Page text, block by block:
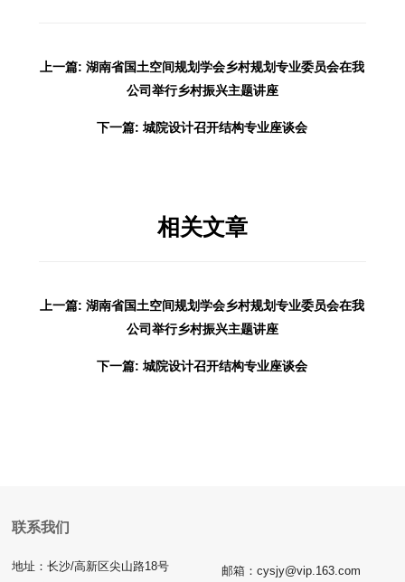
上一篇: 湖南省国土空间规划学会乡村规划专业委员会在我
公司举行乡村振兴主题讲座
下一篇: 城院设计召开结构专业座谈会
相关文章
上一篇: 湖南省国土空间规划学会乡村规划专业委员会在我
公司举行乡村振兴主题讲座
下一篇: 城院设计召开结构专业座谈会
联系我们
地址：长沙/高新区尖山路18号
邮箱：cysjy@vip.163.com